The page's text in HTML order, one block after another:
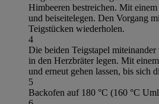
Himbeeren bestreichen. Mit
und beiseitelegen. Den Vorgang
Teigstücken wiederholen.
4
Die beiden Teigstapel
in den Herzbräter legen. Mit
und erneut gehen lassen, bis sich
5
Backofen auf 180 °C (160 °C